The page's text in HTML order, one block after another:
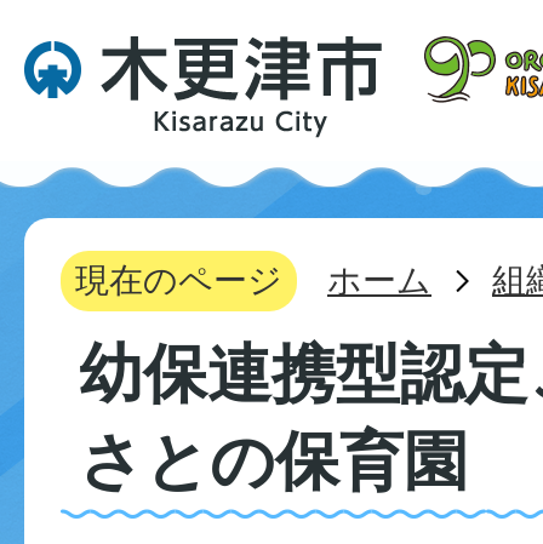
現在のページ ホーム 組
幼保連携型認
さとの保育園